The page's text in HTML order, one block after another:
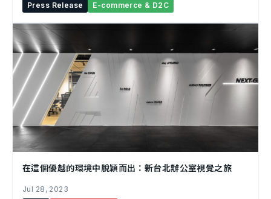
Press Release
E-commerce & D2C
在這個優越的環境中脫穎而出：新台北辦公室視覺之旅
Jul 28, 2023